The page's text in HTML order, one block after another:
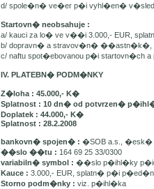
d/ spole�n� ve�er p�i vyhl�en�
Startovn� neobsahuje :
a/ kauci za lo� ve v��i 3.000,- EUR,
b/ dopravn� a stravov�n� ��astn�k�,
c/ naftu spot�ebovanou p�i startovn�ch
IV. PLATEBN� PODM�NKY
Z�loha : 45.000,- K�
Splatnost : 10 dn� od potvrzen�
Doplatek : 44.000,- K�
Splatnost : 28.2.2008
bankovn� spojen� : �SOB a.s., �esk�
��slo ��tu : 164 69 25 33/0300
variabiln� symbol : ��slo p�ihl�ky
Kauce : 3.000,- EUR, splatn� p�i
Storno podm�nky : viz. p�ihl�ka